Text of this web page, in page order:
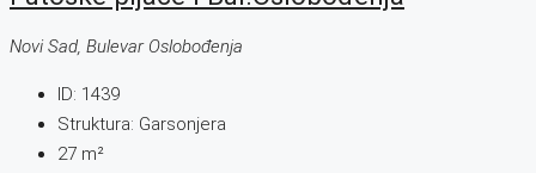
Novi Sad, Bulevar Oslobođenja
ID: 1439
Struktura: Garsonjera
27 m²